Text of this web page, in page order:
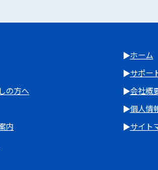
の方へ
内
ホーム
サポー
会社概
個人情
サイト